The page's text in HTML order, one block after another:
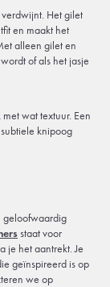
Het gilet
en maakt het
alleen gilet en
of als het jasje
met wat textuur. Een
knipoog
geloofwaardig
staat voor
je het aantrekt. Je
geïnspireerd is op
we op